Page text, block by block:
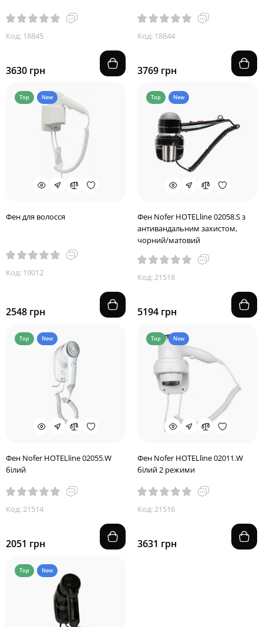
Код: 18845
3630 грн
Код: 18844
3769 грн
Top New
Фен для волосся
Код: 19012
2548 грн
Top New
Фен Nofer HOTELline 02058.S з
антивандальним захистом,
чорний/матовий
Код: 21518
5194 грн
Top New
Фен Nofer HOTELline 02055.W
білий
Код: 21514
2051 грн
Top New
Фен Nofer HOTELline 02011.W
білий 2 режими
Код: 21516
3631 грн
Top New